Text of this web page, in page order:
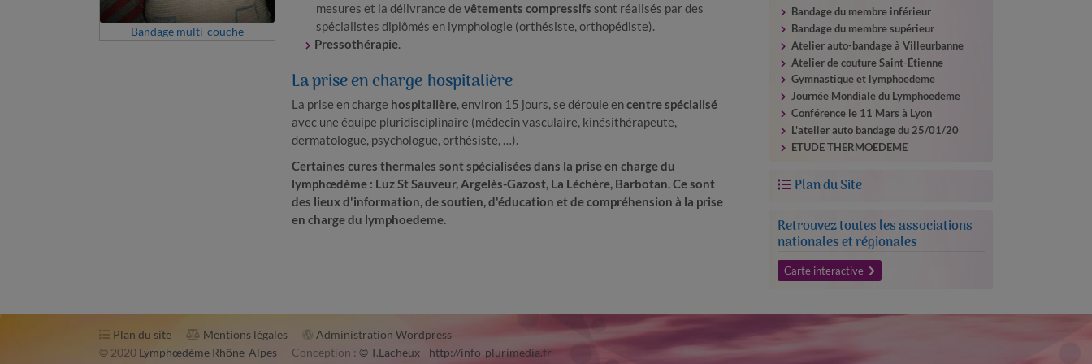
Bandage multi-​couche
mesures et la délivrance devêtements compressifs sont réalisés par des
spécialistes diplômés en lymphologie (orthésiste, orthopédiste).
Pressothérapie.
La prise en charge hospitalière
La prise en charge hospitalière, environ 15 jours, se déroule encentre spécialisé
avec une équipe pluridisciplinaire (médecin vasculaire, kinésithérapeute,
dermatologue, psychologue, orthésiste, …).
Certaines cures thermales sont spécialisées dans la prise en charge du
lymphœdème : Luz St Sauveur, Argelès-​Gazost, La Léchère, Barbotan. Ce sont
des lieux d'information, de soutien, d'éducation et de compréhension à la prise
en charge du lymphoedeme.
Bandage du membre inférieur
Bandage du membre supérieur
Atelier auto-​bandage à Villeurbanne
Atelier de couture Saint-Étienne
Gymnastique et lymphoedeme
Journée Mondiale du Lymphoedeme
Conférence le 11 Mars à Lyon
L'atelier auto bandage du 25/​01/​20
ETUDE THERMOEDEME
Plan du Site
Retrouvez toutes les associations
nationales et régionales
Carte interactive
Plan du site Mentions légales
Administration Wordpress
© 2020 Lymphœdème Rhône-Alpes Conception : © T.Lacheux - http://info-plurimedia.fr